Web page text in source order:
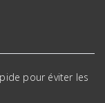
pour éviter les